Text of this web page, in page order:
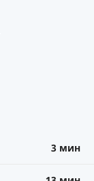
3 мин